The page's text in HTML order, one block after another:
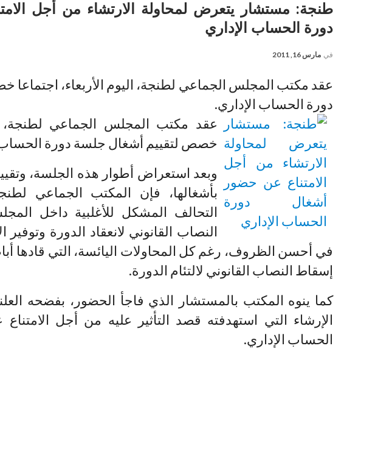
طنجة: مستشار يتعرض لمحاولة الارتشاء من أجل
دورة الحساب الإداري
في مارس 16, 2011
عقد مكتب المجلس الجماعي لطنجة، اليوم الأربعاء،
دورة الحساب الإداري.
عقد مكتب المجلس الجماعي لطنجة،
خصص لتقييم أشغال جلسة دورة الحساب
وبعد استعراض أطوار هذه الجلسة،
بأشغالها، فإن المكتب الجماعي
التحالف المشكل للأغلبية داخل
النصاب القانوني لانعقاد الدورة وتوفير
في أحسن الظروف، رغم كل المحاولات اليائسة، التي قادها
إسقاط النصاب القانوني لالتئام الدورة.
كما ينوه المكتب بالمستشار الذي فاجأ الحضور، بفضحه
الإرشاء التي استهدفته قصد التأثير عليه من أجل
الحساب الإداري.